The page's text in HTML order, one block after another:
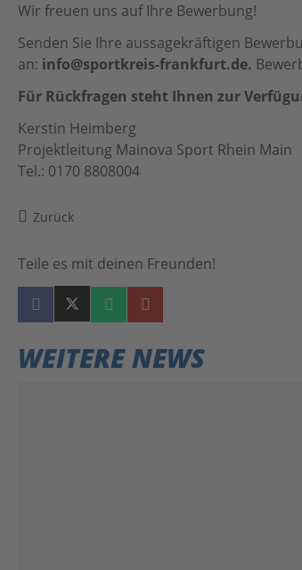
Wir freuen uns auf Ihre Bewerbung!
Senden Sie Ihre aussagekräftigen
an: info@sportkreis-frankfurt.de.
Für Rückfragen steht Ihnen zur
Kerstin Heimberg
Projektleitung Mainova Sport Rhein Main
Tel.: 0170 8808004
Zurück
Teile es mit deinen Freunden!
WEITERE NEWS